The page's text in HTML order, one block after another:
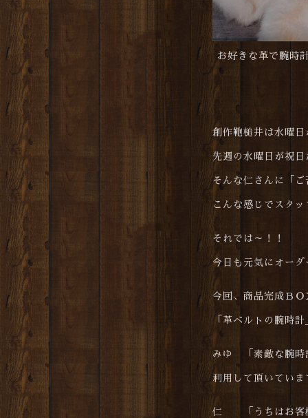
お好きな革で腕時
創作鞄槌井は水曜
先週の水曜日が祝
そんな仁さんに「
こんな感じでスタ
それでは～！！
今日も元気にオー
今回、商品完成Ｂ
「革ベルトの腕時計
みゆ 「素敵な腕時
利用して頂いてい
仁 「うちはお客様